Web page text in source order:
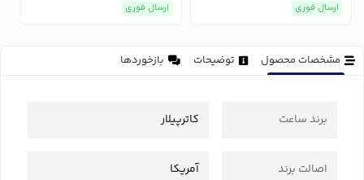
ارسال فوری ارسال فوری
مشخصات محصول توضیحات بازخوردها
برند ساعت کاترپیلار
اصالت برند آمریکا